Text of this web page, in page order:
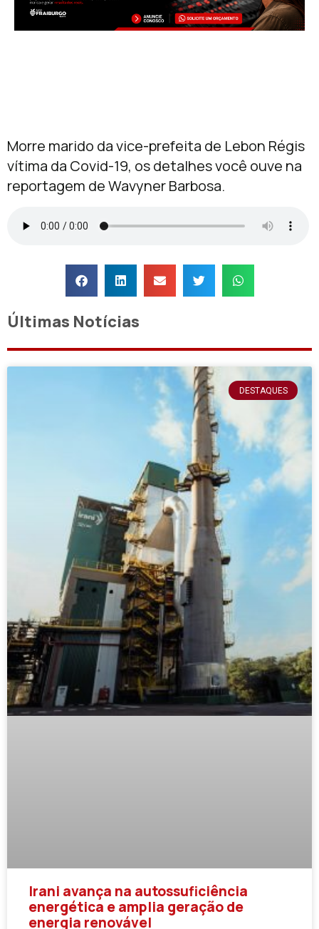
Morre marido da vice-prefeita de Lebon Régis
vítima da Covid-19, os detalhes você ouve na
reportagem de Wavyner Barbosa.
Últimas Notícias
DESTAQUES
Irani avança na autossuficiência
energética e amplia geração de
energia renovável